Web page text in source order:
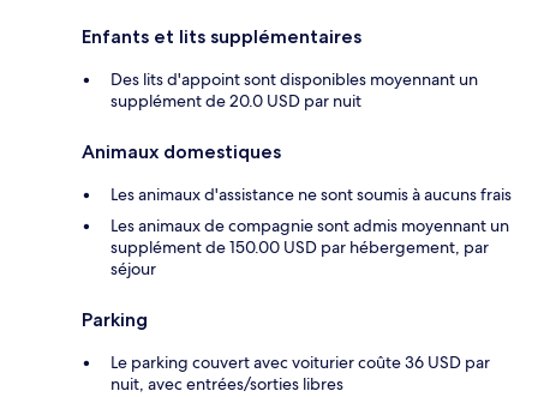
Enfants et lits supplémentaires
Des lits d'appoint sont disponibles moyennant un
supplément de 20.0 USD par nuit
Animaux domestiques
Les animaux d'assistance ne sont soumis à aucuns frais
Les animaux de compagnie sont admis moyennant un
supplément de 150.00 USD par hébergement, par
séjour
Parking
Le parking couvert avec voiturier coûte 36 USD par
nuit, avec entrées/sorties libres